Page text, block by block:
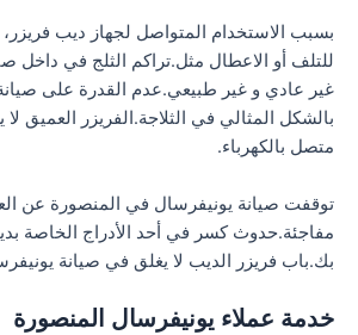
بسبب الاستخدام المتواصل لجهاز ديب
للتلف أو الاعطال مثل.تراكم الثلج في داخل
غير عادي و غير طبيعي.عدم القدرة على
بالشكل المثالي في الثلاجة.الفريزر العميق
متصل بالكهرباء.
توقفت صيانة يونيفرسال في المنصورة عن
مفاجئة.حدوث كسر في أحد الأدراج الخاصة
بك.باب فريزر الديب لا يغلق في صيانة
خدمة عملاء يونيفرسال المنصورة